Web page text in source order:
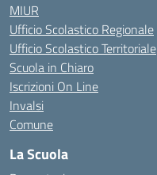
MIUR
Ufficio Scolastico Regionale
Ufficio Scolastico Territoriale
Scuola in Chiaro
Iscrizioni On Line
Invalsi
Comune
La Scuola